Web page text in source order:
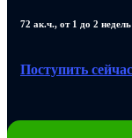
72 ак.ч., от 1 до 2 недель
Поступить сейчас